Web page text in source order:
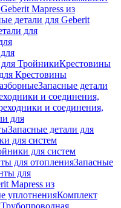
Geberit Mapress из
детали для Geberit
для
ТройникиКрестовины
Крестовины
Запасные детали
и соединения,
и соединения,
для
Запасные детали для
для систем
для систем
для отопленияЗапасные
для
Mapress из
уплотненияКомплект
Трубопроводная